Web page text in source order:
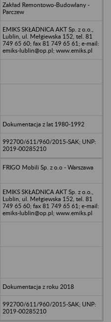
Zakład Remontowo-Budowlany -
Parczew
EMIKS SKŁADNICA AKT Sp. z o.o.,
Lublin, ul. Mełgiewska 152, tel. 81
749 65 60; fax 81 749 65 61; e-mail:
emiks-lublin@op.pl; www.emiks.pl
Dokumentacja z lat 1980-1992
992700/611/960/2015-SAK; UNP:
2019-00285210
FRIGO Mobili Sp. z o.o - Warszawa
EMIKS SKŁADNICA AKT Sp. z o.o.,
Lublin, ul. Mełgiewska 152, tel. 81
749 65 60; fax 81 749 65 61; e-mail:
emiks-lublin@op.pl; www.emiks.pl
Dokumentacja z roku 2018
992700/611/960/2015-SAK; UNP:
2019-00285210